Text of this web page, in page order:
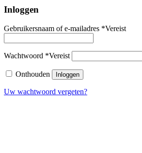
Inloggen
Gebruikersnaam of e-mailadres *Vereist
Wachtwoord *Vereist
Onthouden Inloggen
Uw wachtwoord vergeten?